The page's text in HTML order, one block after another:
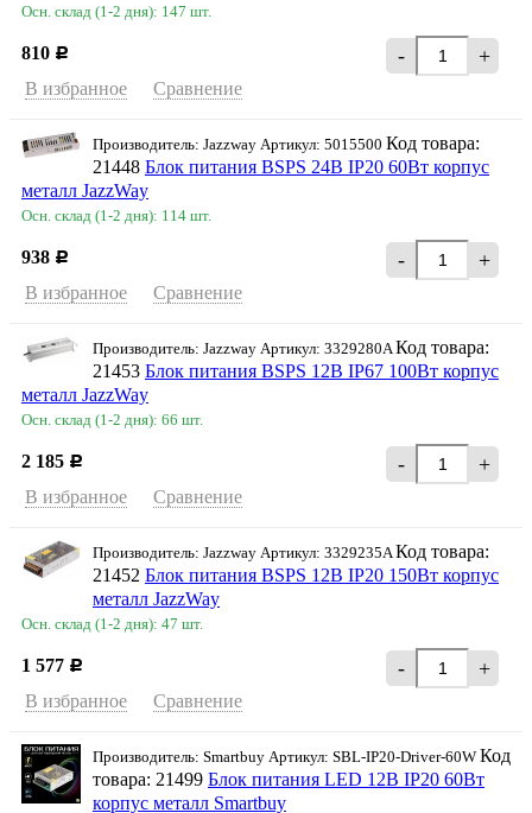
Осн. склад (1-2 дня): 147 шт.
810 Р - +
В избранное Сравнение
Производитель: Jazzway Артикул: 5015500 Код товара:
21448 Блок питания BSPS 24В IP20 60Вт корпус
металл JazzWay
Осн. склад (1-2 дня): 114 шт.
938 Р - +
В избранное Сравнение
Производитель: Jazzway Артикул: 3329280A Код товара:
21453 Блок питания BSPS 12В IP67 100Вт корпус
металл JazzWay
Осн. склад (1-2 дня): 66 шт.
2 185 Р - +
В избранное Сравнение
Производитель: Jazzway Артикул: 3329235A Код товара:
21452 Блок питания BSPS 12В IP20 150Вт корпус
металл JazzWay
Осн. склад (1-2 дня): 47 шт.
1 577 Р - +
В избранное Сравнение
Производитель: Smartbuy Артикул: SBL-IP20-Driver-60W Код
товара: 21499 Блок питания LED 12В IP20 60Вт
корпус металл Smartbuy